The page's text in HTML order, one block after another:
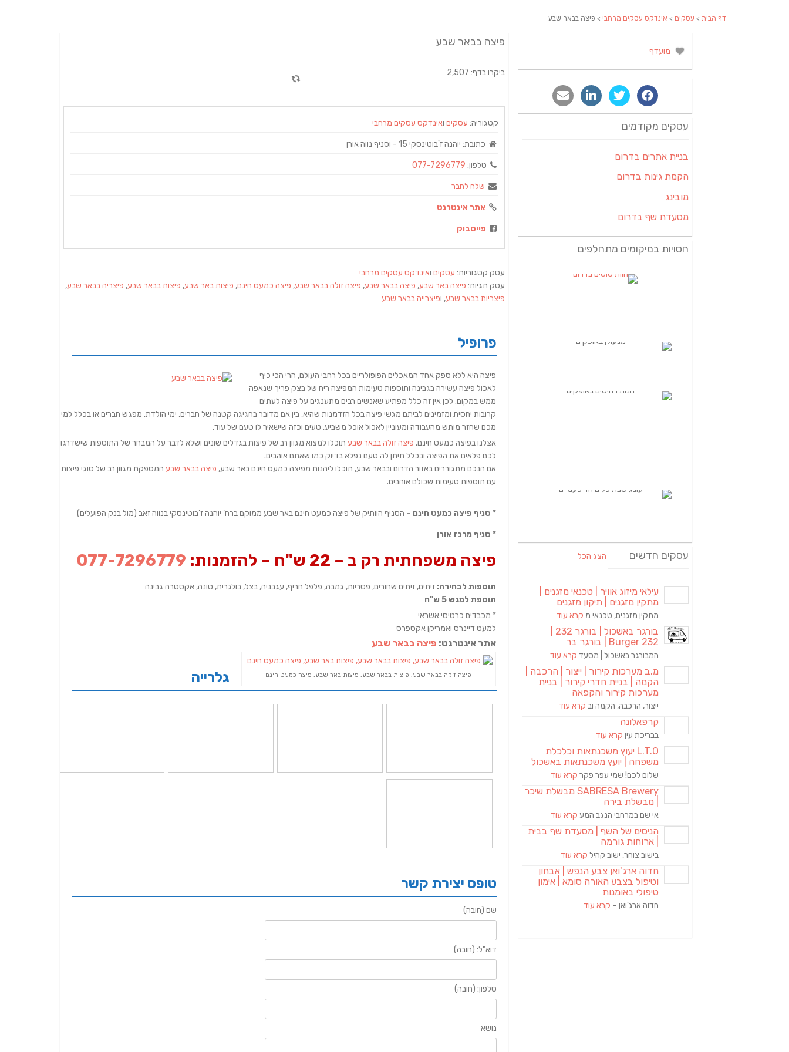
דף הבית > עסקים > אינדקס עסקים מרחבי > פיצה בבאר שבע
פיצה בבאר שבע
ביקרו בדף: 2,507
קטגוריה: עסקים ואינדקס עסקים מרחבי
כתובת: יוהנה ז'בוטינסקי 15 - וסניף נווה אורן
טלפון: 077-7296779
שלח לחבר
אתר אינטרנט
פייסבוק
עסק קטגוריות: עסקים ואינדקס עסקים מרחבי
עסק תגיות: פיצה באר שבע, פיצה בבאר שבע, פיצה זולה בבאר שבע, פיצה כמעט חינם, פיצות באר שבע, פיצות בבאר שבע, פיצריה בבאר שבע,
פיצריות בבאר שבע, ופיצרייה בבאר שבע
פרופיל
פיצה היא ללא ספק אחד המאכלים הפופולריים בכל רחבי העולם, הרי הכי כיף
לאכול פיצה עשירה בגבינה ותוספות טעימות המפיצה ריח של בצק פריך שנאפה
ממש במקום. לכן אין זה כלל מפתיע שאנשים רבים מתענגים על פיצה לעתים
קרובות יחסית ומזמינים לביתם מגשי פיצה בכל הזדמנות שהיא, בין אם מדובר בחגיגה קטנה של חברים, ימי הולדת, מפגש חברים או בכלל למי
מכם שחזר מותש מהעבודה ומעוניין לאכול אוכל משביע, טעים וכזה שישאיר לו טעם של עוד.
אצלנו בפיצה כמעט חינם, פיצה זולה בבאר שבע תוכלו למצוא מגוון רב של פיצות בגדלים שונים ושלא לדבר על המבחר של התוספות שישדרגו
לכם פלאים את הפיצה ובכלל תיתן לה טעם נפלא בדיוק כמו שאתם אוהבים.
אם הנכם מתגוררים באזור הדרום ובבאר שבע, תוכלו ליהנות מפיצה כמעט חינם באר שבע, פיצה בבאר שבע המספקת מגוון רב של סוגי פיצות
עם תוספות טעימות שכולם אוהבים.
* סניף פיצה כמעט חינם – הסניף הוותיק של פיצה כמעט חינם באר שבע ממוקם ברח’ יוהנה ז’בוטינסקי בנווה זאב (מול בנק הפועלים)
* סניף מרכז אורן
פיצה משפחתית רק ב – 22 ש"ח – להזמנות: 077-7296779
תוספות לבחירה: זיתים, זיתים שחורים, פטריות, גמבה, פלפל חריף, עגבניה, בצל, בולגרית, טונה, אקסטרה גבינה
תוספת למגש 5 ש"ח
* מכבדים כרטיסי אשראי
למעט דיינרס ואמריקן אקספרס
אתר אינטרנט: פיצה בבאר שבע
פיצה זולה בבאר שבע, פיצות בבאר שבע, פיצות באר שבע, פיצה כמעט חינם גלרייה
טופס יצירת קשר
שם (חובה)
דוא"ל: (חובה)
טלפון: (חובה)
נושא
מועדף
עסקים מקודמים
בניית אתרים בדרום
הקמת גינות בדרום
מובינג
מסעדת שף בדרום
חסויות במיקומים מתחלפים
עסקים חדשים הצג הכל
עילאי מיזוג אוויר | טכנאי מזגנים |
מתקין מזגנים | תיקון מזגנים
מתקין מזגנים, טכנאי מ קרא עוד
Burger 232 | בורגר בר
המבורגר באשכול | מסעד קרא עוד
מ.ב מערכות קירור | ייצור | הרכבה |
הקמה | בניית חדרי קירור | בניית
מערכות קירור והקפאה
ייצור, הרכבה, הקמה וב קרא עוד
קרפאלונה
בבריכת עין קרא עוד
L.T.O יעוץ משכנתאות וכלכלת
משפחה | יועץ משכנתאות באשכול
שלום לכם! שמי עפר פקר קרא עוד
SABRESA Brewery מבשלת שיכר
| מבשלת בירה
אי שם במרחבי הנגב המע קרא עוד
הניסים של השף | מסעדת שף בבית
| ארוחות גורמה
בישוב צוחר, ישוב קהיל קרא עוד
חדוה ארג'ואן צבע הנפש | אבחון
וטיפול בצבע האורה סומא | אימון
טיפולי באומנות
חדוה ארג'ואן – קרא עוד